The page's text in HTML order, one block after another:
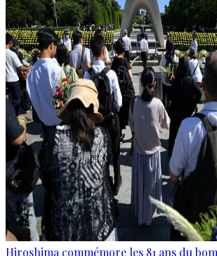
Hiroshima commémore les 81 ans du